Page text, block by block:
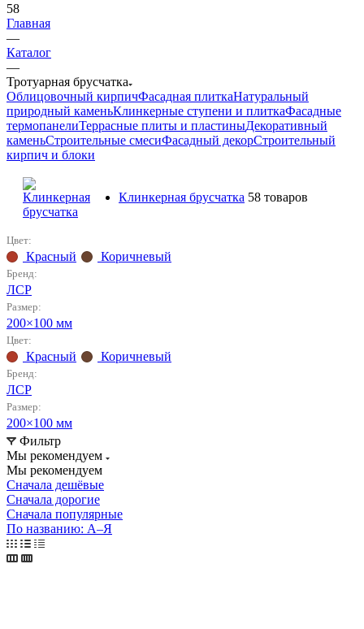
58
Главная
—
Каталог
—
Тротуарная брусчатка
Облицовочный кирпичФасадная плиткаНатуральный
природный каменьКлинкерные ступени и плиткаФасадные
термопанелиТеррасные плиты и пластиныДекоративный
каменьСтроительные смесиФасадный декорСтроительный
кирпич и блоки
Клинкерная брусчатка 58 товаров
Цвет:
Красный Коричневый
Бренд:
ЛСР
Размер:
200×100 мм
Цвет:
Красный Коричневый
Бренд:
ЛСР
Размер:
200×100 мм
Фильтр
Мы рекомендуем
Мы рекомендуем
Сначала дешёвые
Сначала дорогие
Сначала популярные
По названию: А–Я